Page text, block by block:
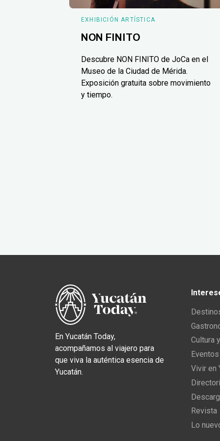
EXHIBICIÓN ARTÍSTICA
NON FINITO
Descubre NON FINITO de JoCa en el
Museo de la Ciudad de Mérida.
Exposición gratuita sobre movimiento
y tiempo.
En Yucatán Today,
acompañamos al viajero para
que viva la auténtica esencia de
Yucatán.
Cultura
Vivir en
Revista
Lo